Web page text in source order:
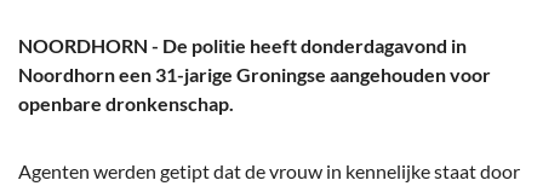
Bedrijven
Prikbord & Aanbiedingen
NOORDHORN - De politie heeft donderdagavond in
Noordhorn een 31-jarige Groningse aangehouden voor
openbare dronkenschap.
Agenten werden getipt dat de vrouw in kennelijke staat door